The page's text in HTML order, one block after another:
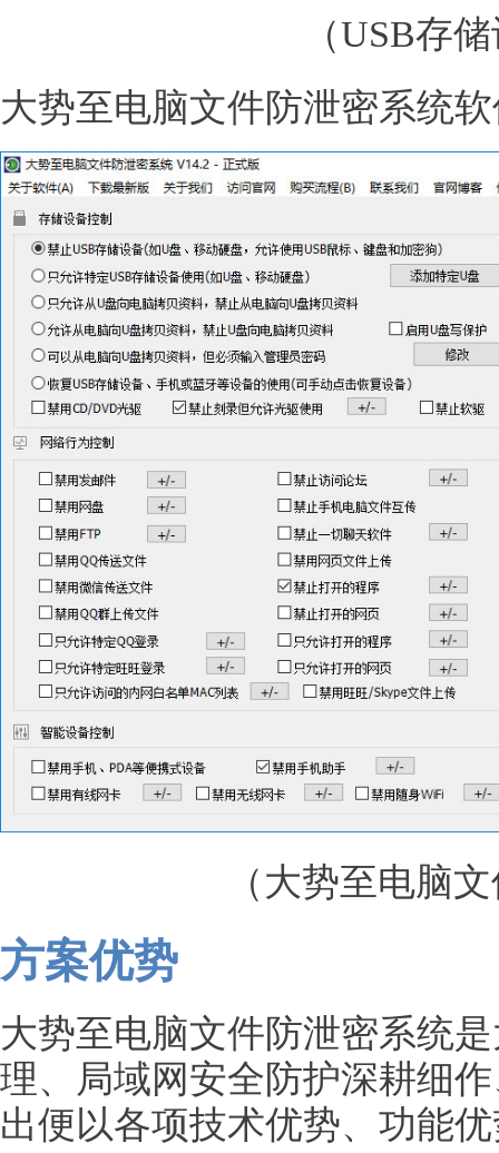
（USB存
大势至电脑文件防泄密系统
（大势至电脑
方案优势
大势至电脑文件防泄密系统
理、局域网安全防护深耕细
出便以各项技术优势、功能